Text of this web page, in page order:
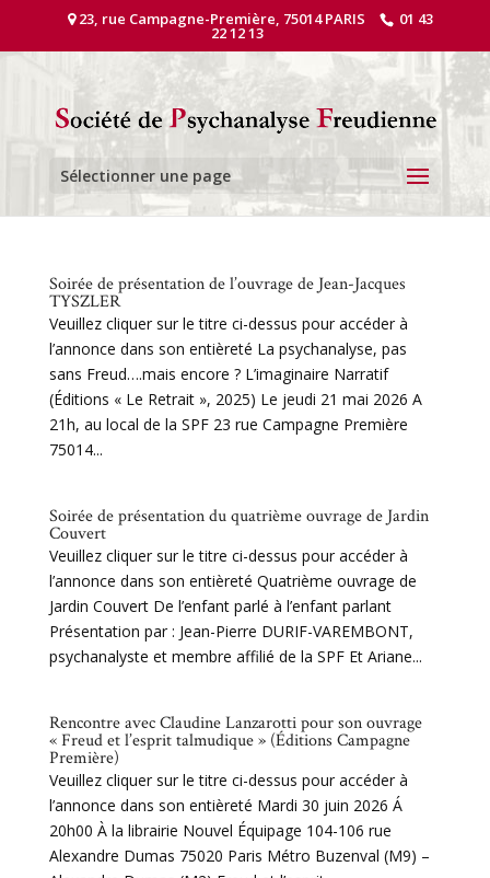
23, rue Campagne-Première, 75014 PARIS 01 43
22 12 13
Sélectionner une page
Soirée de présentation de l’ouvrage de Jean-Jacques
TYSZLER
Veuillez cliquer sur le titre ci-dessus pour accéder à
l’annonce dans son entièreté La psychanalyse, pas
sans Freud….mais encore ? L’imaginaire Narratif
(Éditions « Le Retrait », 2025) Le jeudi 21 mai 2026 A
21h, au local de la SPF 23 rue Campagne Première
75014...
Soirée de présentation du quatrième ouvrage de Jardin
Couvert
Veuillez cliquer sur le titre ci-dessus pour accéder à
l’annonce dans son entièreté Quatrième ouvrage de
Jardin Couvert De l’enfant parlé à l’enfant parlant
Présentation par : Jean-Pierre DURIF-VAREMBONT,
psychanalyste et membre affilié de la SPF Et Ariane...
Rencontre avec Claudine Lanzarotti pour son ouvrage
« Freud et l’esprit talmudique » (Éditions Campagne
Première)
Veuillez cliquer sur le titre ci-dessus pour accéder à
l’annonce dans son entièreté Mardi 30 juin 2026 Á
20h00 À la librairie Nouvel Équipage 104-106 rue
Alexandre Dumas 75020 Paris Métro Buzenval (M9) –